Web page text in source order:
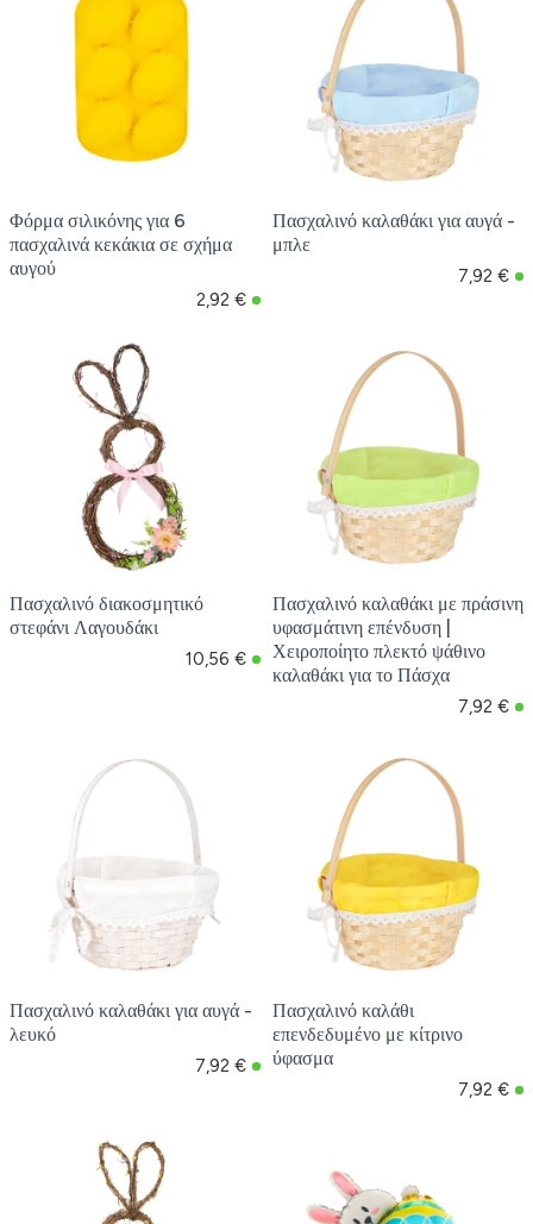
Φόρμα σιλικόνης για 6
πασχαλινά κεκάκια σε σχήμα
αυγού
2,92 €
Πασχαλινό καλαθάκι για αυγά -
μπλε
7,92 €
Πασχαλινό διακοσμητικό
στεφάνι Λαγουδάκι
10,56 €
Πασχαλινό καλαθάκι με πράσινη
υφασμάτινη επένδυση |
Χειροποίητο πλεκτό ψάθινο
καλαθάκι για το Πάσχα
7,92 €
Πασχαλινό καλαθάκι για αυγά -
λευκό
7,92 €
Πασχαλινό καλάθι
επενδεδυμένο με κίτρινο
ύφασμα
7,92 €